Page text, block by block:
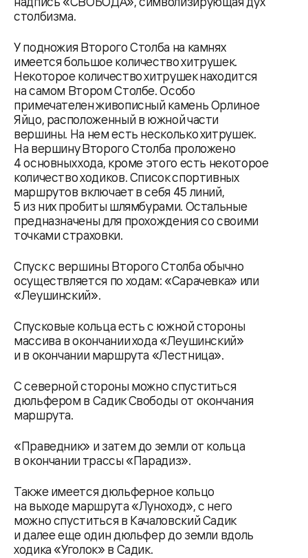
столбизма.
У подножия Второго Столба на камнях
имеется большое количество хитрушек.
Некоторое количество хитрушек находится
на самом Втором Столбе. Особо
примечателен живописный камень Орлиное
Яйцо, расположенный в южной части
вершины. На нем есть несколько хитрушек.
На вершину Второго Столба проложено
4 основных хода, кроме этого есть некоторое
количество ходиков. Список спортивных
маршрутов включает в себя 45 линий,
5 из них пробиты шлямбурами. Остальные
предназначены для прохождения со своими
точками страховки.
Спуск с вершины Второго Столба обычно
осуществляется по ходам: «Сарачевка» или
«Леушинский».
Спусковые кольца есть с южной стороны
массива в окончании хода «Леушинский»
и в окончании маршрута «Лестница».
С северной стороны можно спуститься
дюльфером в Садик Свободы от окончания
маршрута.
«Праведник» и затем до земли от кольца
в окончании трассы «Парадиз».
Также имеется дюльферное кольцо
на выходе маршрута «Луноход», с него
можно спуститься в Качаловский Садик
и далее еще один дюльфер до земли вдоль
ходика «Уголок» в Садик.